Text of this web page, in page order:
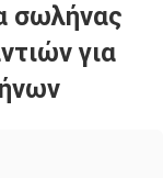
σωλήνας
για